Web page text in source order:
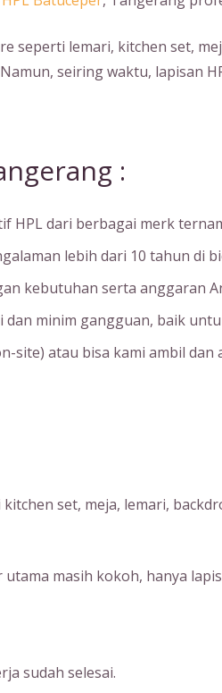
lemari, kitchen set,
seiring waktu, lapisan
:
HPL dari berbagai merk
lebih dari 10 tahun di
kebutuhan serta anggaran
dan minim gangguan, baik
site) atau bisa kami ambil dan
set, meja, lemari,
masih kokoh, hanya
sudah selesai.